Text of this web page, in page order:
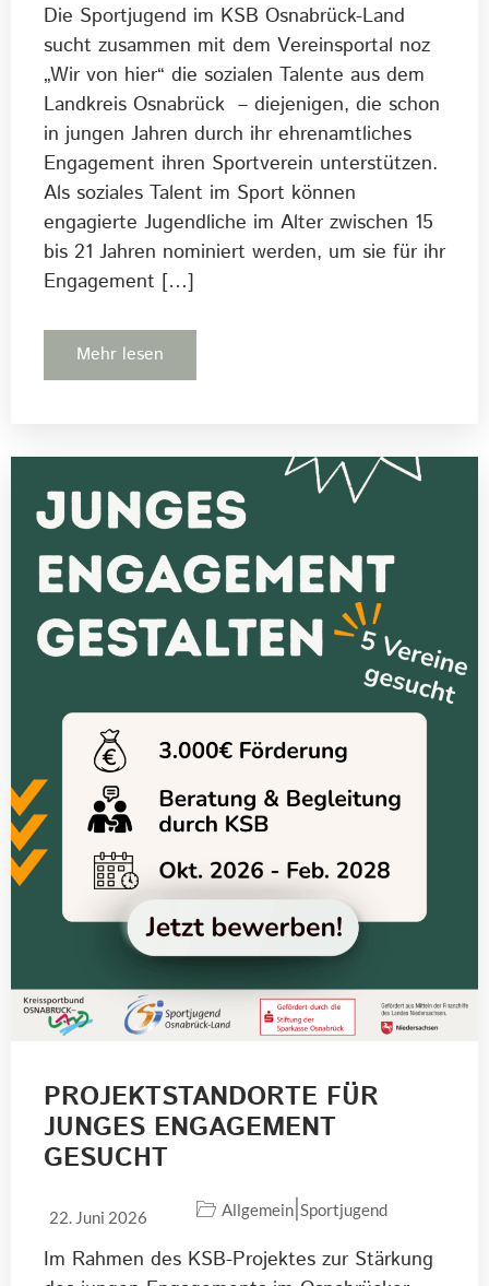
Die Sportjugend im KSB Osnabrück-Land
sucht zusammen mit dem Vereinsportal noz
„Wir von hier“ die sozialen Talente aus dem
Landkreis Osnabrück – diejenigen, die schon
in jungen Jahren durch ihr ehrenamtliches
Engagement ihren Sportverein unterstützen.
Als soziales Talent im Sport können
engagierte Jugendliche im Alter zwischen 15
bis 21 Jahren nominiert werden, um sie für ihr
Engagement […]
Mehr lesen
PROJEKTSTANDORTE FÜR
JUNGES ENGAGEMENT
GESUCHT
22. Juni 2026 Allgemein Sportjugend
Im Rahmen des KSB-Projektes zur Stärkung